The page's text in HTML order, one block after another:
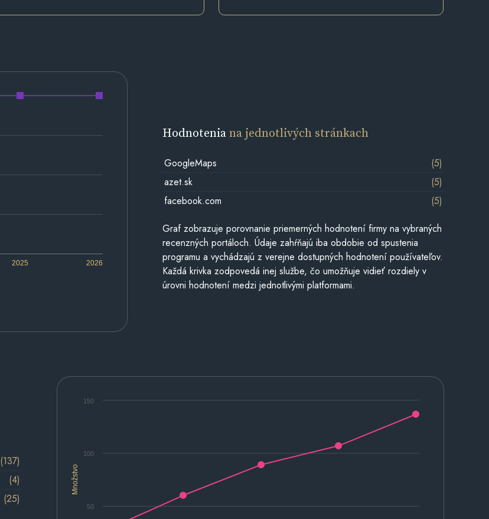
2025 2026
Hodnoteniana jednotlivých stránkach
GoogleMaps
(5)
azet.sk
(5)
facebook.com
(5)
Graf zobrazuje porovnanie priemerných hodnotení firmy na vybraných
recenzných portáloch. Údaje zahŕňajú iba obdobie od spustenia
programu a vychádzajú z verejne dostupných hodnotení používateľov.
Každá krivka zodpovedá inej službe, čo umožňuje vidieť rozdiely v
úrovni hodnotení medzi jednotlivými platformami.
Množstvo
50
100
150
(137)
(4)
(25)